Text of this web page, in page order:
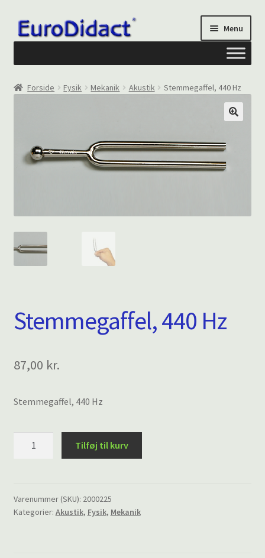
Spring
til
Spring
til
Menu
Om os
Kontakt formular
Forside Fysik Mekanik Akustik Stemmegaffel, 440 Hz
Stemmegaffel, 440 Hz
87,00 kr.
Stemmegaffel, 440 Hz
Tilføj til kurv
Varenummer (SKU): 2000225
Kategorier: Akustik, Fysik, Mekanik